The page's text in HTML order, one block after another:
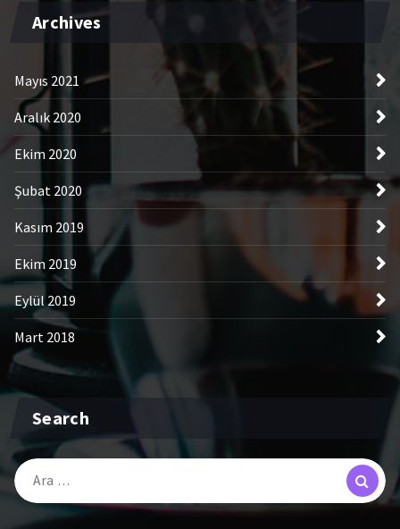
Archives
Mayıs 2021
Aralık 2020
Ekim 2020
Şubat 2020
Kasım 2019
Ekim 2019
Eylül 2019
Mart 2018
Search
Arama: